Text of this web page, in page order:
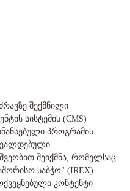
შექმნილი
სისტემის (CMS)
პროგრამის
შეიქმნა, რომელსაც
საბჭო" (IREX)
კონტენტი